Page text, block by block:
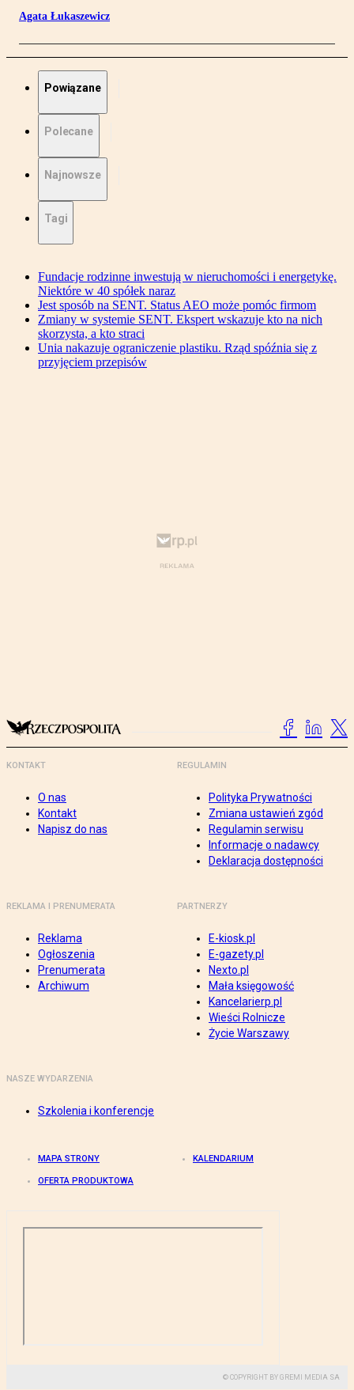
Agata Łukaszewicz
Powiązane
Polecane
Najnowsze
Tagi
Fundacje rodzinne inwestują w nieruchomości i energetykę.
Niektóre w 40 spółek naraz
Jest sposób na SENT. Status AEO może pomóc firmom
Zmiany w systemie SENT. Ekspert wskazuje kto na nich
skorzysta, a kto straci
Unia nakazuje ograniczenie plastiku. Rząd spóźnia się z
przyjęciem przepisów
KONTAKT
O nas
Kontakt
Napisz do nas
REGULAMIN
Polityka Prywatności
Zmiana ustawień zgód
Regulamin serwisu
Informacje o nadawcy
Deklaracja dostępności
REKLAMA I PRENUMERATA
Reklama
Ogłoszenia
Prenumerata
Archiwum
PARTNERZY
E-kiosk.pl
E-gazety.pl
Nexto.pl
Mała księgowość
Kancelarierp.pl
Wieści Rolnicze
Życie Warszawy
NASZE WYDARZENIA
Szkolenia i konferencje
MAPA STRONY KALENDARIUM
OFERTA PRODUKTOWA
© COPYRIGHT BY GREMI MEDIA SA